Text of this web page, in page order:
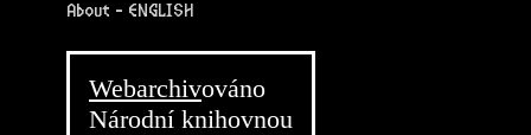
About - ENGLISH
Webarchivováno
Národní knihovnou